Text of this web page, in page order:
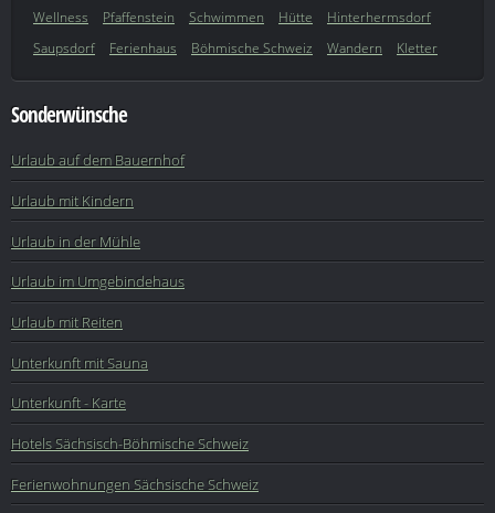
Wellness Pfaffenstein Schwimmen Hütte
Hinterhermsdorf
Saupsdorf
Ferienhaus Böhmische Schweiz Wandern Kletter
Sonderwünsche
Urlaub auf dem Bauernhof
Urlaub mit Kindern
Urlaub in der Mühle
Urlaub im Umgebindehaus
Urlaub mit Reiten
Unterkunft mit Sauna
Unterkunft - Karte
Hotels Sächsisch-Böhmische Schweiz
Ferienwohnungen Sächsische Schweiz